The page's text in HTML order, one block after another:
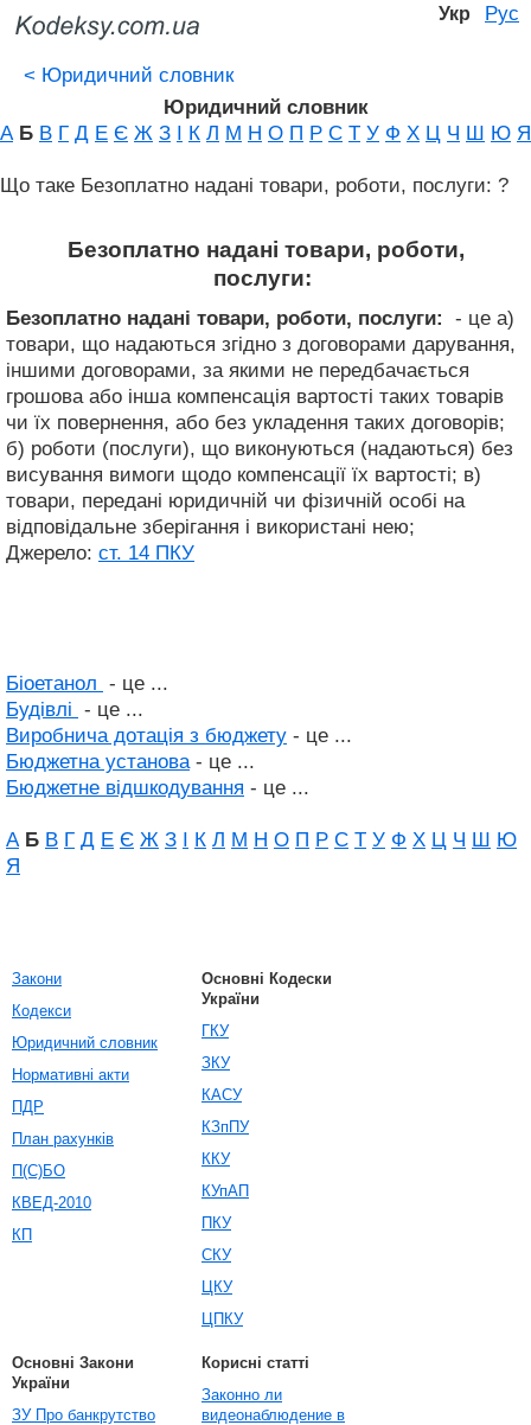
Укр Рус
< Юридичний словник
Юридичний словник
А Б В Г Д Е Є Ж З І К Л М Н О П Р С Т У Ф Х Ц Ч Ш Ю Я
Що таке Безоплатно надані товари, роботи, послуги: ?
Безоплатно надані товари, роботи,
послуги:
Безоплатно надані товари, роботи, послуги: - це а)
товари, що надаються згідно з договорами дарування,
іншими договорами, за якими не передбачається
грошова або інша компенсація вартості таких товарів
чи їх повернення, або без укладення таких договорів;
б) роботи (послуги), що виконуються (надаються) без
висування вимоги щодо компенсації їх вартості; в)
товари, передані юридичній чи фізичній особі на
відповідальне зберігання і використані нею;
Джерело: ст. 14 ПКУ
Біоетанол - це ...
Будівлі - це ...
Виробнича дотація з бюджету - це ...
Бюджетна установа- це ...
Бюджетне відшкодування - це ...
А Б В Г Д Е Є Ж З І К Л М Н О П Р С Т У Ф Х Ц Ч Ш Ю
Я
Закони
Кодекси
Юридичний словник
Нормативні акти
ПДР
План рахунків
П(С)БО
КВЕД-2010
КП
Основні Кодески
України
ГКУ
ЗКУ
КАСУ
КЗпПУ
ККУ
КУпАП
ПКУ
СКУ
ЦКУ
ЦПКУ
Основні Закони
України
ЗУ Про банкрутство
Корисні статті
Законно ли
видеонаблюдение в